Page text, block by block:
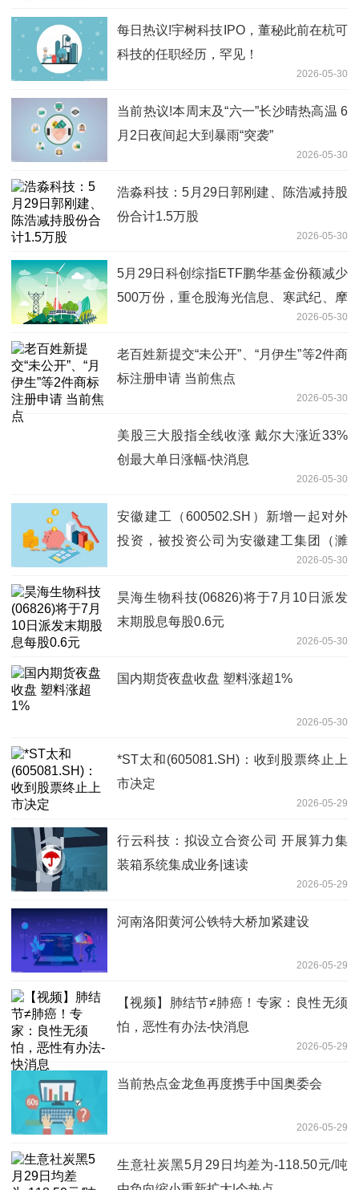
每日热议!宇树科技IPO，董秘此前在杭可
科技的任职经历，罕见！
2026-05-30
当前热议!本周末及“六一”长沙晴热高温 6
月2日夜间起大到暴雨“突袭”
2026-05-30
浩淼科技：5月29日郭刚建、陈浩减持股
份合计1.5万股
2026-05-30
5月29日科创综指ETF鹏华基金份额减少
500万份，重仓股海光信息、寒武纪、摩
2026-05-30
老百姓新提交“未公开”、“月伊生”等2件商
标注册申请 当前焦点
2026-05-30
美股三大股指全线收涨 戴尔大涨近33%
创最大单日涨幅-快消息
2026-05-30
安徽建工（600502.SH）新增一起对外
投资，被投资公司为安徽建工集团（濉
2026-05-30
昊海生物科技(06826)将于7月10日派发
末期股息每股0.6元
2026-05-30
国内期货夜盘收盘 塑料涨超1%
2026-05-30
*ST太和(605081.SH)：收到股票终止上
市决定
2026-05-29
行云科技：拟设立合资公司 开展算力集
装箱系统集成业务|速读
2026-05-29
河南洛阳黄河公铁特大桥加紧建设
2026-05-29
【视频】肺结节≠肺癌！专家：良性无须
怕，恶性有办法-快消息
2026-05-29
当前热点金龙鱼再度携手中国奥委会
2026-05-29
生意社炭黑5月29日均差为-118.50元/吨